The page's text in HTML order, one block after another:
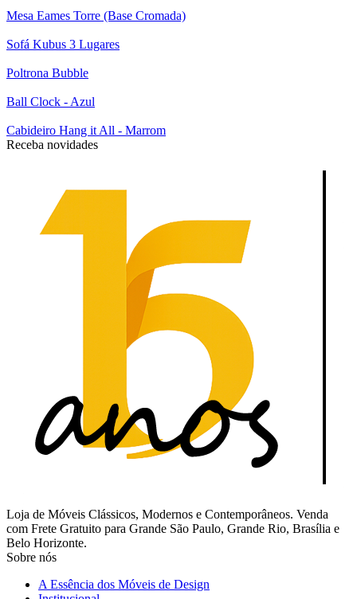
Mesa Eames Torre (Base Cromada)
Sofá Kubus 3 Lugares
Poltrona Bubble
Ball Clock - Azul
Cabideiro Hang it All - Marrom
Receba novidades
Loja de Móveis Clássicos, Modernos e Contemporâneos. Venda
com Frete Gratuito para Grande São Paulo, Grande Rio, Brasília e
Belo Horizonte.
Sobre nós
A Essência dos Móveis de Design